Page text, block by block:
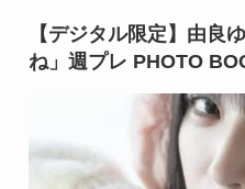
【デジタル限定】由良
ね」週プレ PHOTO